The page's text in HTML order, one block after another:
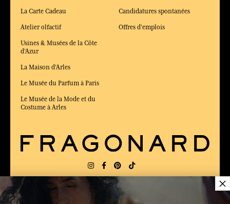
La Carte Cadeau
Atelier olfactif
Usines & Musées de la Côte
d'Azur
La Maison d'Arles
Le Musée du Parfum à Paris
Le Musée de la Mode et du
Costume à Arles
Candidatures spontanées
Offres d'emplois
LIVRAISON: LANGUE:
×